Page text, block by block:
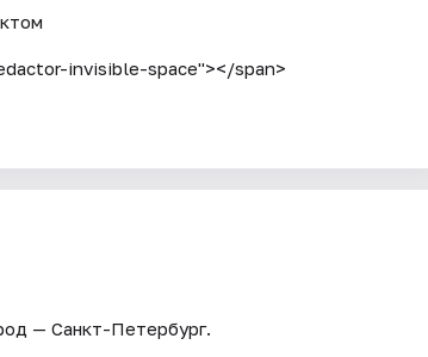
invisible-space"></span>
— Санкт-Петербург.